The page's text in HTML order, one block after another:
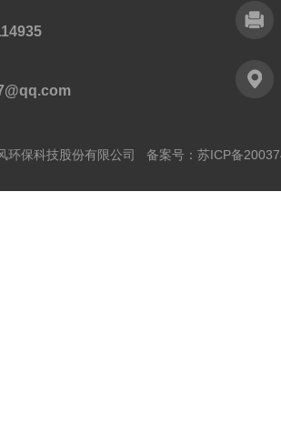
环保科技股份有限公司 备案号： 苏ICP备